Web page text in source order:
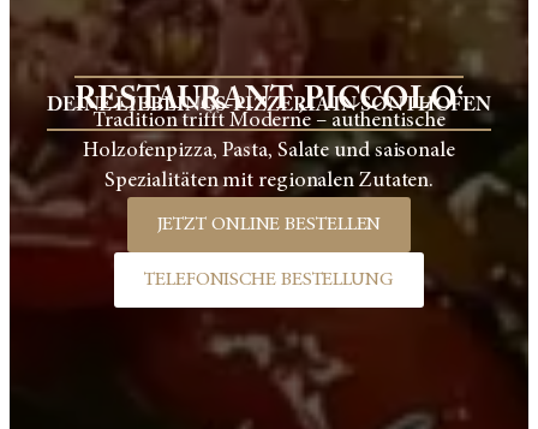
RESTAURANT ‚PICCOLO‘
DEINE LIEBLINGS-PIZZERIA IN SONTHOFEN
Tradition trifft Moderne – authentische
Holzofenpizza, Pasta, Salate und saisonale
Spezialitäten mit regionalen Zutaten.
JETZT ONLINE BESTELLEN
TELEFONISCHE BESTELLUNG